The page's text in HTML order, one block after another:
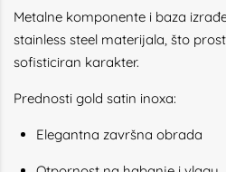
Metalne komponente i baza
stainless steel materijala, što
sofisticiran karakter.
Prednosti gold satin inoxa:
Elegantna završna obrada